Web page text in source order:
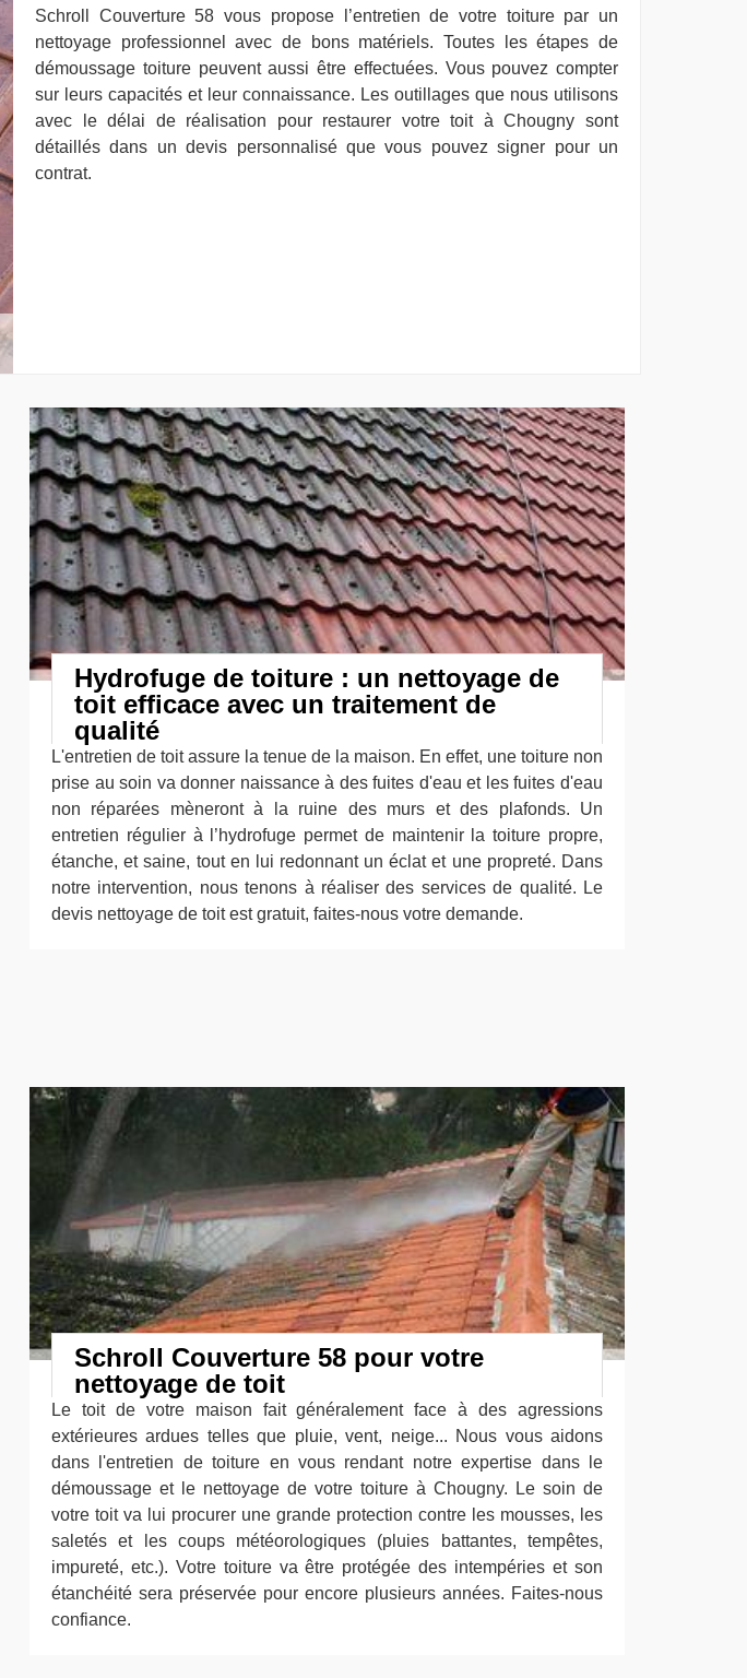
Schroll Couverture 58 vous propose l’entretien de votre toiture par un
nettoyage professionnel avec de bons matériels. Toutes les étapes de
démoussage toiture peuvent aussi être effectuées. Vous pouvez compter
sur leurs capacités et leur connaissance. Les outillages que nous utilisons
avec le délai de réalisation pour restaurer votre toit à Chougny sont
détaillés dans un devis personnalisé que vous pouvez signer pour un
contrat.
Hydrofuge de toiture : un nettoyage de
toit efficace avec un traitement de
qualité
L'entretien de toit assure la tenue de la maison. En effet, une toiture non
prise au soin va donner naissance à des fuites d'eau et les fuites d'eau
non réparées mèneront à la ruine des murs et des plafonds. Un
entretien régulier à l’hydrofuge permet de maintenir la toiture propre,
étanche, et saine, tout en lui redonnant un éclat et une propreté. Dans
notre intervention, nous tenons à réaliser des services de qualité. Le
devis nettoyage de toit est gratuit, faites-nous votre demande.
Schroll Couverture 58 pour votre
nettoyage de toit
Le toit de votre maison fait généralement face à des agressions
extérieures ardues telles que pluie, vent, neige... Nous vous aidons
dans l'entretien de toiture en vous rendant notre expertise dans le
démoussage et le nettoyage de votre toiture à Chougny. Le soin de
votre toit va lui procurer une grande protection contre les mousses, les
saletés et les coups météorologiques (pluies battantes, tempêtes,
impureté, etc.). Votre toiture va être protégée des intempéries et son
étanchéité sera préservée pour encore plusieurs années. Faites-nous
confiance.